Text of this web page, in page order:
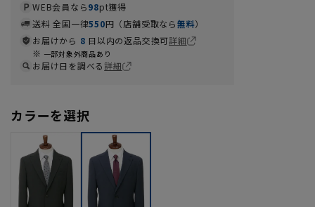
WEB会員なら98pt獲得
送料 全国一律550円（店舗受取なら無料）
お届けから 8 日以内の返品交換可詳細
一部対象外商品あり
お届け日を調べる詳細
カラーを選択